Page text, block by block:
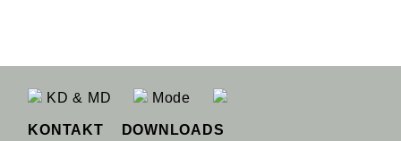
KD & MD Mode
KONTAKT
DOWNLOADS